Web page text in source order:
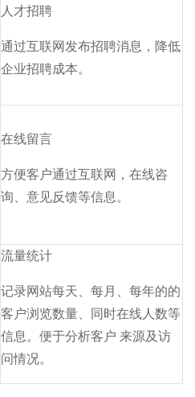
人才招聘
通过互联网发布招聘消息，降低
企业招聘成本。
在线留言
方便客户通过互联网，在线咨
询、意见反馈等信息。
流量统计
记录网站每天、每月、每年的的
客户浏览数量、同时在线人数等
信息。便于分析客户 来源及访
问情况。